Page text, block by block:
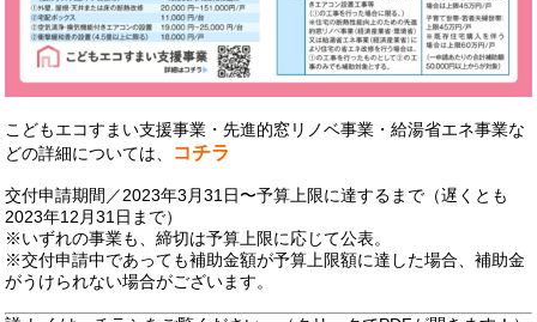
こどもエコすまい支援事業・先進的窓リノベ事業・給湯省エネ事業な
どの詳細については、 コチラ
交付申請期間／2023年3月31日〜予算上限に達するまで（遅くとも
2023年12月31日まで）
※いずれの事業も、締切は予算上限に応じて公表。
※交付申請中であっても補助金額が予算上限額に達した場合、補助金
がうけられない場合がございます。